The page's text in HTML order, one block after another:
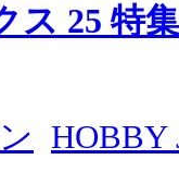
ス 25 特
HOBBY